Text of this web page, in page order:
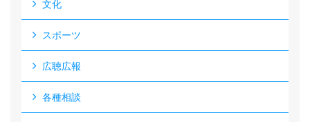
文化
スポーツ
広聴広報
各種相談